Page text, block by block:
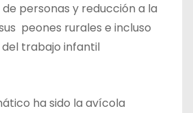
personas y reducción a la
peones rurales e incluso
trabajo infantil
ha sido la avícola